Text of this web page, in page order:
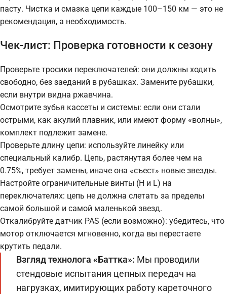
пасту. Чистка и смазка цепи каждые 100–150 км — это не
рекомендация, а необходимость.
Чек-лист: Проверка готовности к сезону
Проверьте тросики переключателей: они должны ходить
свободно, без заеданий в рубашках. Замените рубашки,
если внутри видна ржавчина.
Осмотрите зубья кассеты и системы: если они стали
острыми, как акулий плавник, или имеют форму «волны»,
комплект подлежит замене.
Проверьте длину цепи: используйте линейку или
специальный калибр. Цепь, растянутая более чем на
0.75%, требует замены, иначе она «съест» новые звезды.
Настройте ограничительные винты (H и L) на
переключателях: цепь не должна слетать за пределы
самой большой и самой маленькой звезд.
Откалибруйте датчик PAS (если возможно): убедитесь, что
мотор отключается мгновенно, когда вы перестаете
крутить педали.
Взгляд технолога «Баттка»: Мы проводили
стендовые испытания цепных передач на
нагрузках, имитирующих работу кареточного